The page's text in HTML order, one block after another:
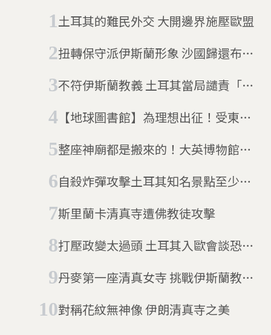
土耳其的難民外交 大開邊界施壓歐盟
扭轉保守派伊斯蘭形象 沙國歸還布魯
不符伊斯蘭教義 土耳其當局譴責「邪
【地球圖書館】為理想出征！受東方
整座神廟都是搬來的！大英博物館
自殺炸彈攻擊土耳其知名景點至少10
斯里蘭卡清真寺遭佛教徒攻擊
打壓政變太過頭 土耳其入歐會談恐泡
丹麥第一座清真女寺 挑戰伊斯蘭教男
對稱花紋無神像 伊朗清真寺之美